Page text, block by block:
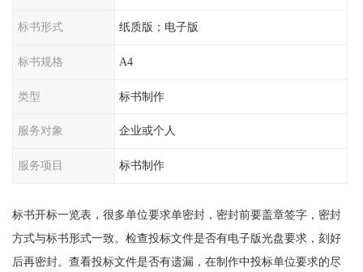
标书形式 纸质版；电子版
标书规格 A4
类型 标书制作
服务对象 企业或个人
服务项目 标书制作
标书开标一览表，很多单位要求单密封，密封前要盖章签字，密封
方式与标书形式一致。检查投标文件是否有电子版光盘要求，刻好
后再密封。查看投标文件是否有遗漏，在制作中投标单位要求的尽